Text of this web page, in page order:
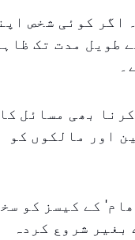
اگر کوئی شخص
طویل مدت تک
بھی مسائل
اور مالکوں کو
کے کیسز کو
شروع کردہ